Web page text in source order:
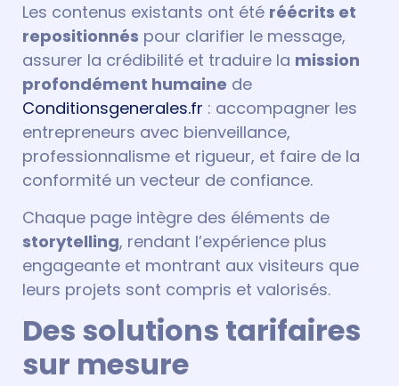
Les contenus existants ont été réécrits et
repositionnés pour clarifier le message,
assurer la crédibilité et traduire la mission
profondément humaine de
Conditionsgenerales.fr : accompagner les
entrepreneurs avec bienveillance,
professionnalisme et rigueur, et faire de la
conformité un vecteur de confiance.
Chaque page intègre des éléments de
storytelling, rendant l’expérience plus
engageante et montrant aux visiteurs que
leurs projets sont compris et valorisés.
Des solutions tarifaires
sur mesure